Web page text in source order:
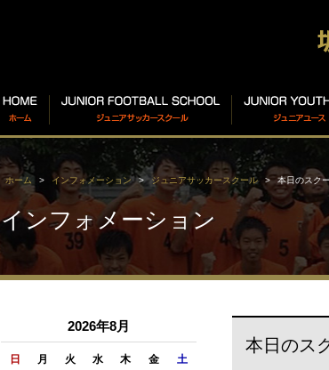
ホーム インフォメーション ジュニアサッカースクール 本日のスクー
インフォメーション
本日のス
2026年8月
日 月 火 水 木 金 土